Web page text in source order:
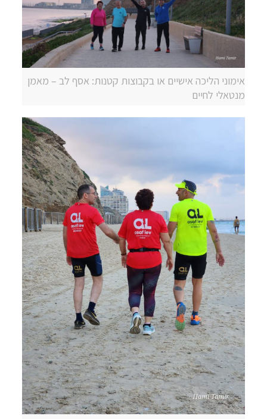
אימוני הליכה אישיים או בקבוצות קטנות: אסף לב – מאמן
מנטאלי לחיים